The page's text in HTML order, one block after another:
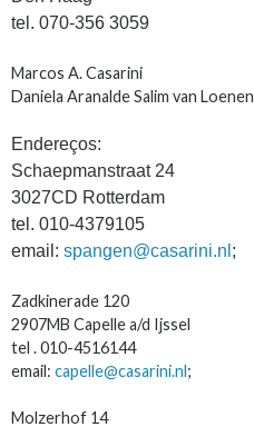
tel. 070-356 3059
Marcos A. Casarini
Daniela Aranalde Salim van Loenen
Endereços:
Schaepmanstraat 24
3027CD Rotterdam
tel. 010-4379105
email: spangen@casarini.nl ;
Zadkinerade 120
2907MB Capelle a/d Ijssel
tel . 010-4516144
email: capelle@casarini.nl;
Molzerhof 14